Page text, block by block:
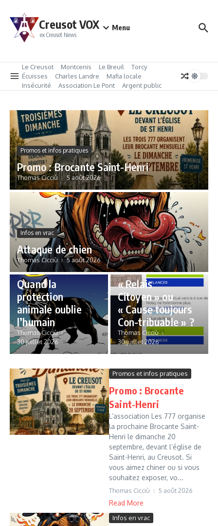
Creusot VOX
ex Creusot News
Menu
Le Creusot Montcenis Le Breuil
Torcy
Écuisses
Charles Landre
Mafia locale
Insécurité
Association Le Pont Argent public
Promos et infos pratiques
Promo : Brocante Saint-Henri
Thomas Cicciù 5 août 2026
Infos en vrac
Attaque de chien
Thomas Cicciù 5 août 2026
Édito
Quand la
protection
animale oublie
l’humain
Thomas Cicciù
30 juillet 2026
Édito
« Relais
Citoyen » ou
« Cause toujours
Con-tribuable » ?
Thomas Cicciù
30 juillet 2026
Promos et infos pratiques
Promo : Brocante
Saint-Henri
L’association Les 777 organise
la prochaine Brocante Saint-
Henri le dimanche 20
septembre, devant l’église de
Saint-Henri, au Creusot. Si
vous aimez chiner ou si vous
souhaitez exposer, vo...
Thomas Cicciù 5 août 2026
Read More
Infos en vrac